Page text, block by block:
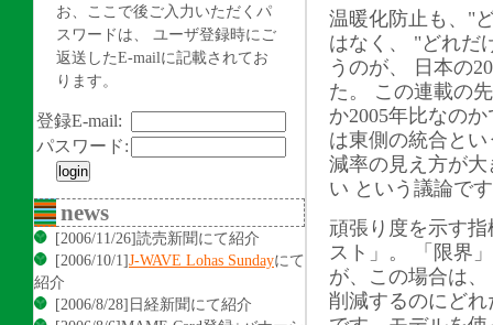
お、ここで後ご入力いただくパ
スワードは、 ユーザ登録時にご
返送したE-mailに記載されてお
ります。
登録E-mail:
パスワード:
news
[2006/11/26]読売新聞にて紹介
[2006/10/1]J-WAVE Lohas Sundayにて
紹介
[2006/8/28]日経新聞にて紹介
温暖化防止も、"
はなく、 "どれだ
うのが、 日本の
た。 この連載の
か2005年比なの
は東側の統合と
減率の見え方が
い という議論で
頑張り度を示す
スト」。 「限界
が、この場合は
削減するのにど